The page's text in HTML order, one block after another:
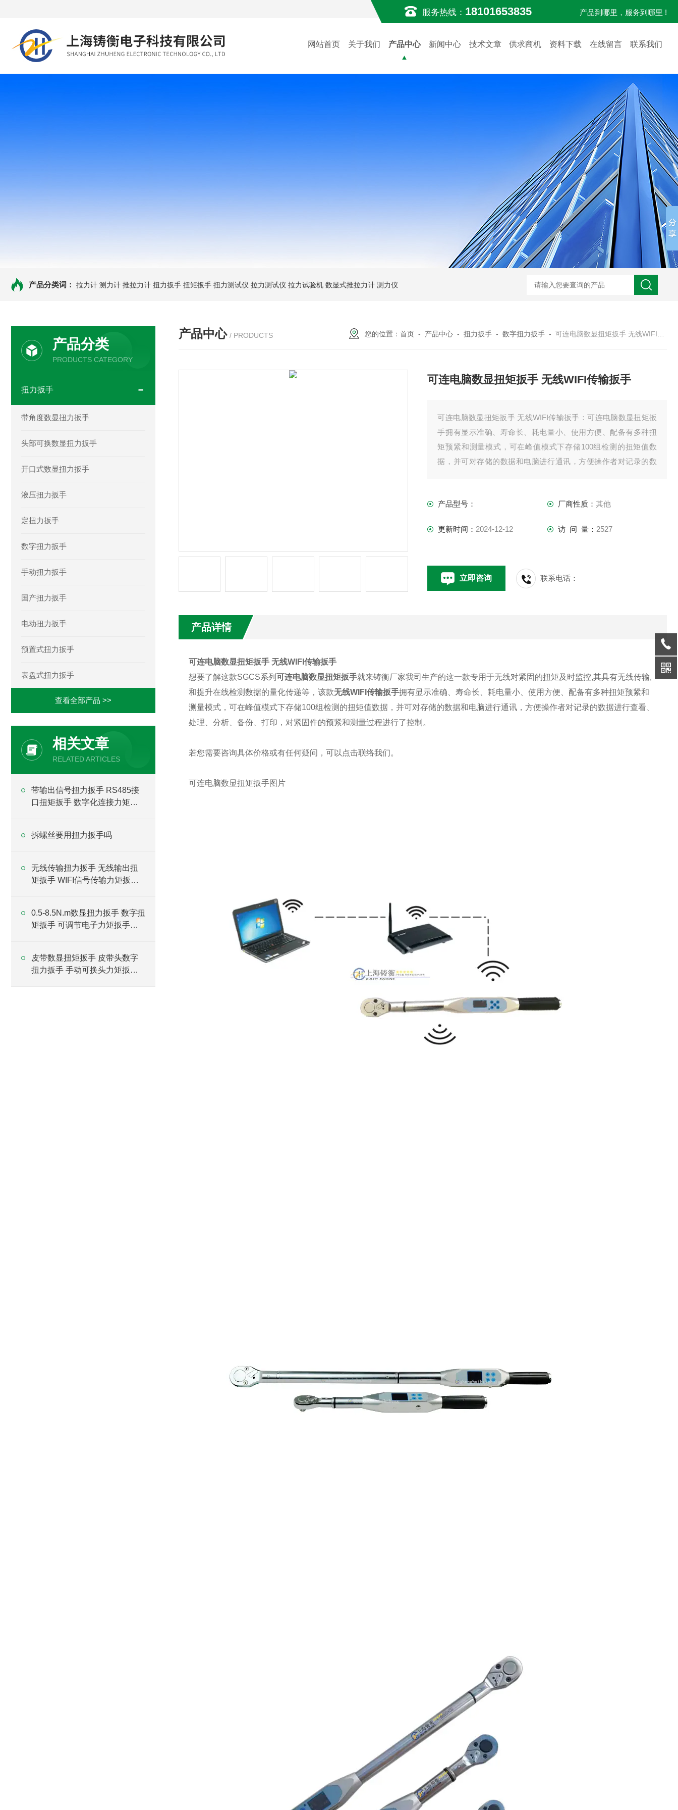
服务热线： 18101653835 产品到哪里，服务到哪里 !
网站首页 关于我们 产品中心 新闻中心 技术文章 供求商机 资料下载 在线留言 联系我们
产品分类词： 拉力计 测力计 推拉力计 扭力扳手 扭矩扳手 扭力测试仪 拉力测试仪 拉力试验机 数显式推拉力计 测力仪
产品分类
PRODUCTS CATEGORY
扭力扳手
带角度数显扭力扳手
头部可换数显扭力扳手
开口式数显扭力扳手
液压扭力扳手
定扭力扳手
数字扭力扳手
手动扭力扳手
国产扭力扳手
电动扭力扳手
预置式扭力扳手
表盘式扭力扳手
查看全部产品 >>
相关文章
RELATED ARTICLES
带输出信号扭力扳手 RS485接
口扭矩扳手 数字化连接力矩扳
拆螺丝要用扭力扳手吗
无线传输扭力扳手 无线输出扭
矩扳手 WIFI信号传输力矩扳手
0.5-8.5N.m数显扭力扳手 数字扭
矩扳手 可调节电子力矩扳手厂
皮带数显扭矩扳手 皮带头数字
扭力扳手 手动可换头力矩扳手
产品中心 / PRODUCTS 您的位置：首页 - 产品中心 -扭力扳手 -数字扭力扳手 -可连电脑数显扭矩扳手 无线WIFI传输扳手
可连电脑数显扭矩扳手 无线WIFI传输扳手
可连电脑数显扭矩扳手 无线WIFI传输扳手：可连电脑数显扭矩扳
手拥有显示准确、寿命长、耗电量小、使用方便、配备有多种扭
矩预紧和测量模式，可在峰值模式下存储100组检测的扭矩值数
据，并可对存储的数据和电脑进行通讯，方便操作者对记录的数
产品型号：
厂商性质： 其他
更新时间： 2024-12-12 访 问 量： 2527
立即咨询 联系电话：
产品详情
可连电脑数显扭矩扳手 无线WIFI传输扳手
想要了解这款SGCS系列 可连电脑数显扭矩扳手就来铸衡厂家我司生产的这一款专用于无线对紧固的扭矩及时监控,其具有无线传输,
和提升在线检测数据的量化传递等， 该款无线WIFI传输扳手拥有显示准确、寿命长、耗电量小、使用方便、配备有多种扭矩预紧和
测量模式，可在峰值模式下存储100组检测的扭矩值数据，并可对存储的数据和电脑进行通讯，方便操作者对记录的数据进行查看、
处理、分析、备份、打印，对紧固件的预紧和测量过程进行了控制 。
若您需要咨询具体价格或有任何疑问，可以点击联络我们。
可连电脑数显扭矩扳手图片